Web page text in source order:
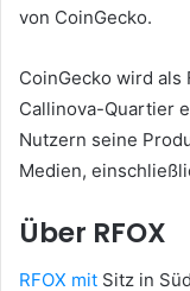
von CoinGecko.
CoinGecko wird als
Callinova-Quartier
Nutzern seine
Medien,
Über RFOX
RFOX mit Sitz in